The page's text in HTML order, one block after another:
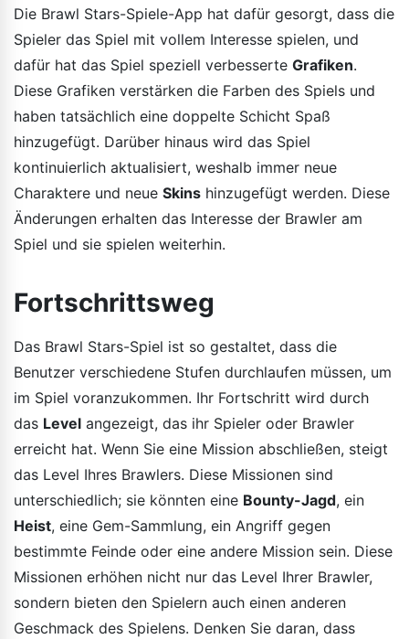
Die Brawl Stars-Spiele-App hat dafür gesorgt, dass die
Spieler das Spiel mit vollem Interesse spielen, und
dafür hat das Spiel speziell verbesserte Grafiken.
Diese Grafiken verstärken die Farben des Spiels und
haben tatsächlich eine doppelte Schicht Spaß
hinzugefügt. Darüber hinaus wird das Spiel
kontinuierlich aktualisiert, weshalb immer neue
Charaktere und neue Skins hinzugefügt werden. Diese
Änderungen erhalten das Interesse der Brawler am
Spiel und sie spielen weiterhin.
Fortschrittsweg
Das Brawl Stars-Spiel ist so gestaltet, dass die
Benutzer verschiedene Stufen durchlaufen müssen, um
im Spiel voranzukommen. Ihr Fortschritt wird durch
das Level angezeigt, das ihr Spieler oder Brawler
erreicht hat. Wenn Sie eine Mission abschließen, steigt
das Level Ihres Brawlers. Diese Missionen sind
unterschiedlich; sie könnten eine Bounty-Jagd, ein
Heist, eine Gem-Sammlung, ein Angriff gegen
bestimmte Feinde oder eine andere Mission sein. Diese
Missionen erhöhen nicht nur das Level Ihrer Brawler,
sondern bieten den Spielern auch einen anderen
Geschmack des Spielens. Denken Sie daran, dass